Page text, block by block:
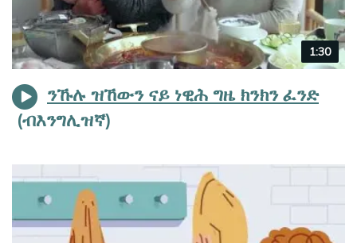
Video
duration
1:30
ንኹሉ ዝኸውን ናይ ነዊሕ ግዜ ክንክን ፈንድ